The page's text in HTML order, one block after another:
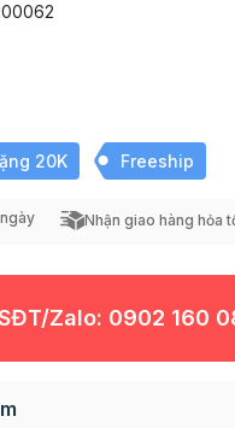
20K Freeship
Nhận giao hàng hỏa
Zalo: 0902 160